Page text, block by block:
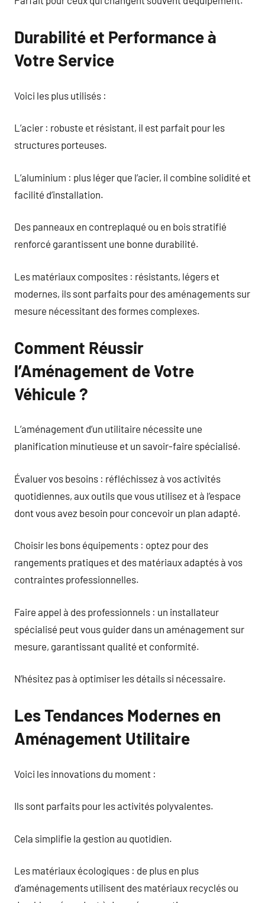
Durabilité et Performance à
Votre Service
Voici les plus utilisés :
L’acier : robuste et résistant, il est parfait pour les
structures porteuses.
L’aluminium : plus léger que l’acier, il combine solidité et
facilité d’installation.
Des panneaux en contreplaqué ou en bois stratifié
renforcé garantissent une bonne durabilité.
Les matériaux composites : résistants, légers et
modernes, ils sont parfaits pour des aménagements sur
mesure nécessitant des formes complexes.
Comment Réussir
l’Aménagement de Votre
Véhicule ?
L’aménagement d’un utilitaire nécessite une
planification minutieuse et un savoir-faire spécialisé.
Évaluer vos besoins : réfléchissez à vos activités
quotidiennes, aux outils que vous utilisez et à l’espace
dont vous avez besoin pour concevoir un plan adapté.
Choisir les bons équipements : optez pour des
rangements pratiques et des matériaux adaptés à vos
contraintes professionnelles.
Faire appel à des professionnels : un installateur
spécialisé peut vous guider dans un aménagement sur
mesure, garantissant qualité et conformité.
N’hésitez pas à optimiser les détails si nécessaire.
Les Tendances Modernes en
Aménagement Utilitaire
Voici les innovations du moment :
Ils sont parfaits pour les activités polyvalentes.
Cela simplifie la gestion au quotidien.
Les matériaux écologiques : de plus en plus
d’aménagements utilisent des matériaux recyclés ou